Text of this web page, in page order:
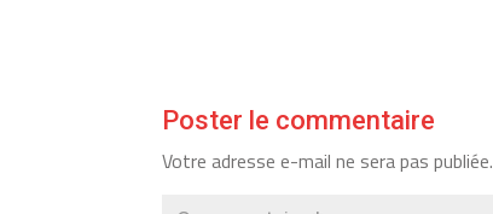
Poster le commentaire
Votre adresse e-mail ne sera pas publiée.